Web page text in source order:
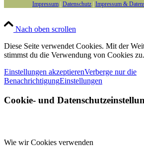
Impressum Datenschutz Impressum &
Nach oben scrollen
Diese Seite verwendet Cookies. Mit der
stimmst du die Verwendung von Cookies zu.
Einstellungen akzeptierenVerberge nur die
BenachrichtigungEinstellungen
Cookie- und
Wie wir Cookies verwenden